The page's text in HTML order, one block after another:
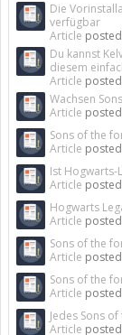
Die
verfügbar
Article posted
Du kannst
diesem
Article posted
Wachsen
Article posted
Sons of the
Article posted
Ist Hogwarts-
Article posted
Hogwarts
Article posted
Sons of the
Article posted
Sons of the
Article posted
Jedes Sons
Article posted